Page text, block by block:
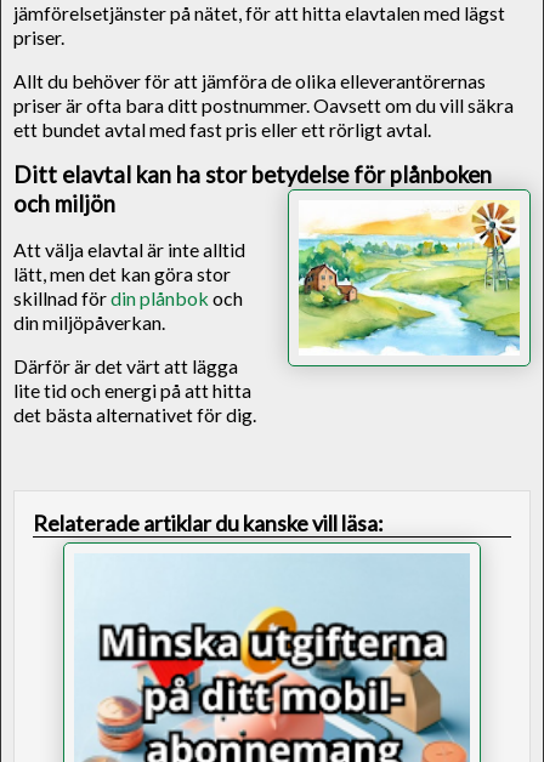
jämförelsetjänster på nätet, för att hitta elavtalen med lägst
priser.
Allt du behöver för att jämföra de olika elleverantörernas
priser är ofta bara ditt postnummer. Oavsett om du vill säkra
ett bundet avtal med fast pris eller ett rörligt avtal.
Ditt elavtal kan ha stor betydelse för plånboken
och miljön
Att välja elavtal är inte alltid
lätt, men det kan göra stor
skillnad fördin plånbok och
din miljöpåverkan.
Därför är det värt att lägga
lite tid och energi på att hitta
det bästa alternativet för dig.
Relaterade artiklar du kanske vill läsa: